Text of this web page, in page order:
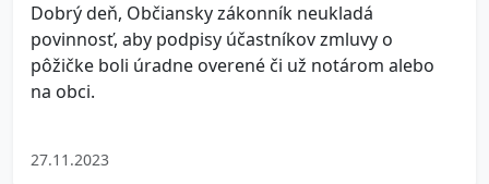
Dobrý deň, Občiansky zákonník neukladá
povinnosť, aby podpisy účastníkov zmluvy o
pôžičke boli úradne overené či už notárom alebo
na obci.
27.11.2023